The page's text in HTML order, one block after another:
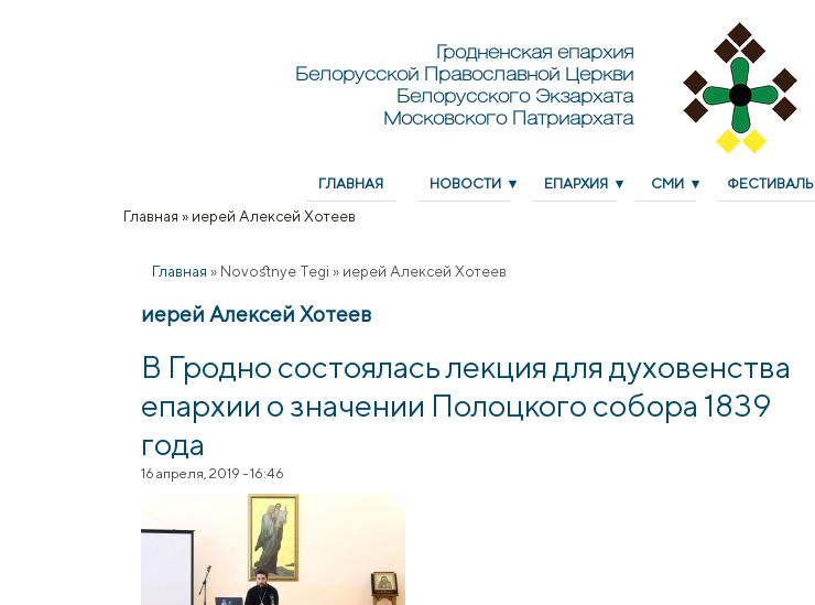
Гродненская епархия
Белорусской Православной Церкви
Белорусского Экзархата
Московского Патриархата
ГЛАВНАЯ НОВОСТИ ЕПАРХИЯ СМИ ФЕСТИВАЛЬ
Вы здесь
Главная » иерей Алексей Хотеев
Главная » Novostnye Tegi » иерей Алексей Хотеев
иерей Алексей Хотеев
В Гродно состоялась лекция для духовенства
епархии о значении Полоцкого собора 1839
года
16 апреля, 2019 - 16:46